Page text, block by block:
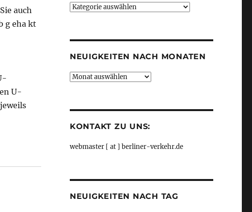
auch
g eha kt
U-
in Zeiten von Rekordtemperaturen? – Nachfrage, aus
Neuigkeiten
NEUIGKEITEN NACH MONATEN
Neuigkeiten
KONTAKT ZU UNS:
webmaster [ at ] berliner-verkehr.de
NEUIGKEITEN NACH TAG